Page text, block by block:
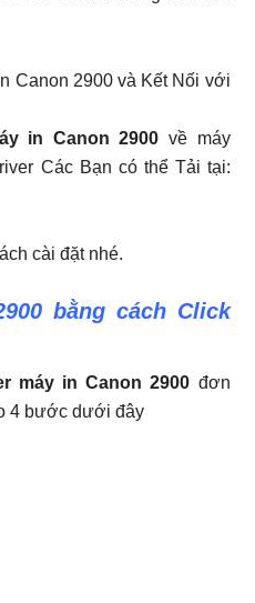
Canon 2900 và Kết Nối với
in Canon 2900 về máy
Các Bạn có thể Tải tại:
cài đặt nhé.
bằng cách Click
máy in Canon 2900 đơn
4 bước dưới đây